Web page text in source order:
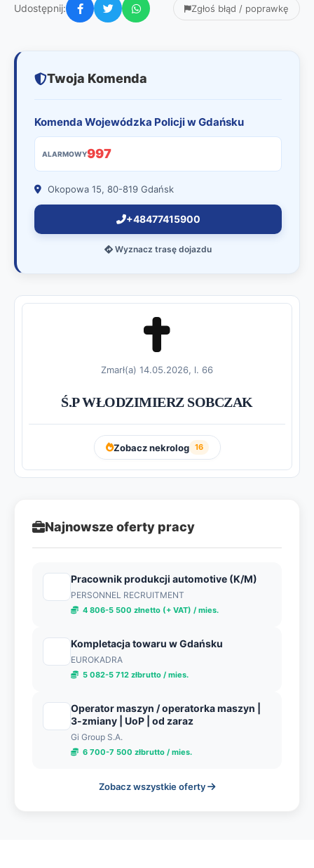
Udostępnij: Zgłoś błąd / poprawkę
Twoja Komenda
Komenda Wojewódzka Policji w Gdańsku
ALARMOWY997
Okopowa 15, 80-819 Gdańsk
+48477415900
Wyznacz trasę dojazdu
Zmarł(a) 14.05.2026, l. 66
Ś.P WŁODZIMIERZ SOBCZAK
Zobacz nekrolog 16
Najnowsze oferty pracy
Pracownik produkcji automotive (K/M)
PERSONNEL RECRUITMENT
4 806-5 500 złnetto (+ VAT) / mies.
Kompletacja towaru w Gdańsku
EUROKADRA
5 082-5 712 złbrutto / mies.
Operator maszyn / operatorka maszyn |
3-zmiany | UoP | od zaraz
Gi Group S.A.
6 700-7 500 złbrutto / mies.
Zobacz wszystkie oferty